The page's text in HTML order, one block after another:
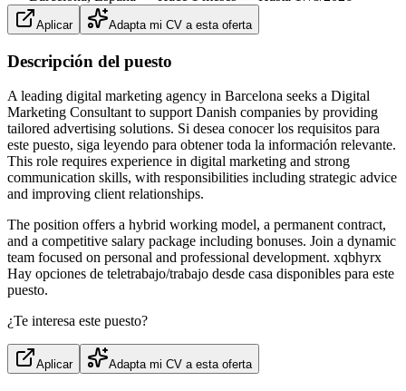
Aplicar Adapta mi CV a esta oferta
Descripción del puesto
A leading digital marketing agency in Barcelona seeks a Digital
Marketing Consultant to support Danish companies by providing
tailored advertising solutions. Si desea conocer los requisitos para
este puesto, siga leyendo para obtener toda la información relevante.
This role requires experience in digital marketing and strong
communication skills, with responsibilities including strategic advice
and improving client relationships.
The position offers a hybrid working model, a permanent contract,
and a competitive salary package including bonuses. Join a dynamic
team focused on personal and professional development. xqbhyrx
Hay opciones de teletrabajo/trabajo desde casa disponibles para este
puesto.
¿Te interesa este puesto?
Aplicar Adapta mi CV a esta oferta